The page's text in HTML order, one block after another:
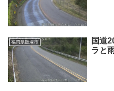
福岡県飯塚市
国道
ラと